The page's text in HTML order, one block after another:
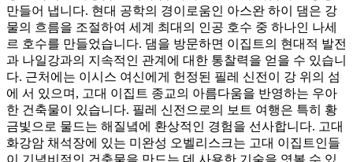
만들어 냅니다. 현대 공학의 경이로움인 아스완 하이 댐은 강
물의 흐름을 조절하여 세계 최대의 인공 호수 중 하나인 나세
르 호수를 만들었습니다. 댐을 방문하면 이집트의 현대적 발전
과 나일강과의 지속적인 관계에 대한 통찰력을 얻을 수 있습니
다. 근처에는 이시스 여신에게 헌정된 필레 신전이 강 위의 섬
에 서 있으며, 고대 이집트 종교의 아름다움을 반영하는 우아
한 건축물이 있습니다. 필레 신전으로의 보트 여행은 특히 황
금빛으로 물드는 해질녘에 환상적인 경험을 선사합니다. 고대
화강암 채석장에 있는 미완성 오벨리스크는 고대 이집트인들
이 기념비적인 건축물을 만드는 데 사용한 기술을 엿볼 수 있